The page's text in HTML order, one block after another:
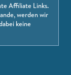
Affiliate Links.
werden wir
keine